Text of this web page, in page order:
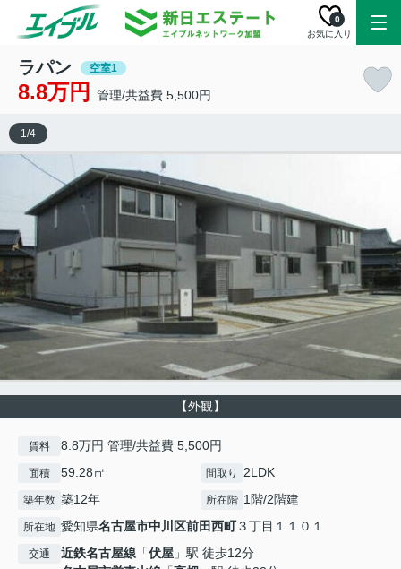
お気に入り
0
ラパン 空室1
8.8万円 管理/共益費 5,500円
【外観】
1/4
賃料 8.8万円 管理/共益費 5,500円
面積 59.28㎡ 間取り 2LDK
築年数 築12年 所在階 1階/2階建
所在地 愛知県名古屋市中川区前田西町３丁目１１０１
交通 近鉄名古屋線 「伏屋 」駅 徒歩12分